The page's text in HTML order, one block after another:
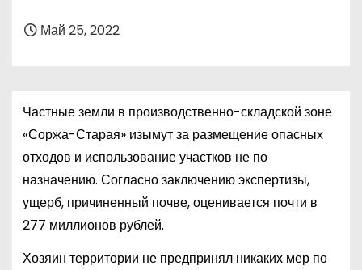
Май 25, 2022
Частные земли в производственно-складской зоне
«Соржа-Старая» изымут за размещение опасных
отходов и использование участков не по
назначению. Согласно заключению экспертизы,
ущерб, причиненный почве, оценивается почти в
277 миллионов рублей.
Хозяин территории не предпринял никаких мер по